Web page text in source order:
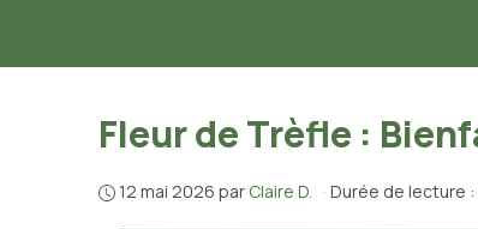
Fleur de Trèfle :
12 mai 2026 par Claire D. · Durée de lecture